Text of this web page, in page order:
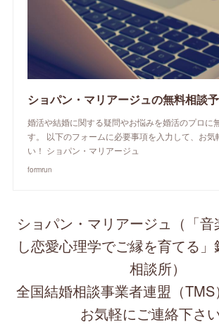
ショパン・マリアージュの無料相談
婚活や結婚に関する疑問やお悩みを婚活のプロに
す。 以下のフォームに必要事項を入力して、お気
い！ ショパン・マリアージュ
formrun
ショパン・マリアージュ（「
し恋愛心理学でご縁を育てる
相談所）
全国結婚相談事業者連盟（
お気軽にご連絡下さ